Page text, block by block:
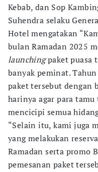
Kebab, dan Sop
Suhendra selaku
Hotel mengatakan
bulan Ramadan 2025
launchingpaket puasa
banyak peminat.
paket tersebut dengan
harinya agar para
mencicipi semua
“Selain itu, kami juga
yang melakukan
Ramadan serta promo
pemesanan paket